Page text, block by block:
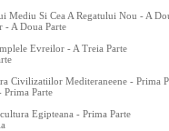
Mediu Si Cea A Regatului Nou - A
- A Doua Parte
Evreilor - A Treia Parte
Civilizatiilor Mediteraneene - Prima
Prima Parte
Egipteana - Prima Parte